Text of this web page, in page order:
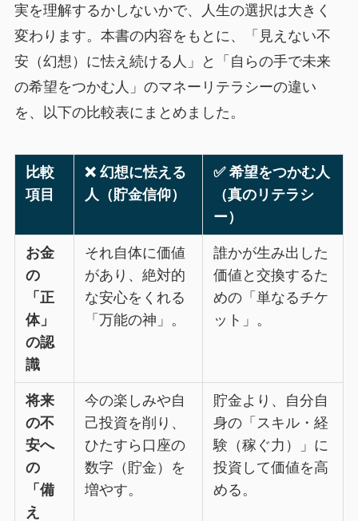
実を理解するかしないかで、人生の選択は大きく
変わります。本書の内容をもとに、「見えない不
安（幻想）に怯え続ける人」と「自らの手で未来
の希望をつかむ人」のマネーリテラシーの違い
を、以下の比較表にまとめました。
比較
項目
❌ 幻想に怯える
人（貯金信仰）
✅ 希望をつかむ人
（真のリテラシ
ー）
お金
の
「正
体」
の認
識
それ自体に価値
があり、絶対的
な安心をくれる
「万能の神」。
誰かが生み出した
価値と交換するた
めの「単なるチケ
ット」。
将来
の不
安へ
の
「備
え
今の楽しみや自
己投資を削り、
ひたすら口座の
数字（貯金）を
増やす。
貯金より、自分自
身の「スキル・経
験（稼ぐ力）」に
投資して価値を高
める。